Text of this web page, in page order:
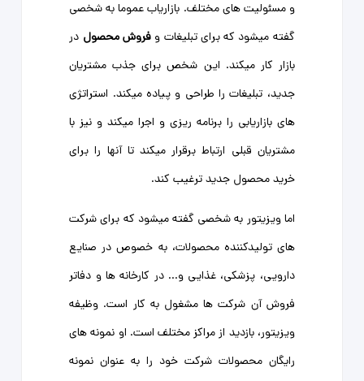
و مسئولیت‌ های مختلف. بازاریاب عموما به شخصی
گفته میشود که برای تبلیغات وفروش محصول در
بازار کار میکند. این شخص برای جذب مشتریان
جدید، تبلیغات را طراحی و پیاده میکند. استراتژی‌
های بازاریابی را برنامه‌ ریزی و اجرا میکند و نیز با
مشتریان قبلی ارتباط برقرار میکند تا آنها را برای
خرید محصول جدید ترغیب کند.
اما ویزیتور به شخصی گفته میشود که برای شرکت‌
های تولیدکننده محصولات، به خصوص در صنایع
دارویی، پزشکی، غذایی و... در کارخانه ‌ها و دفاتر
فروش آن شرکت ‌ها مشغول به کار است. وظیفه
ویزیتور، بازدید از مراکز مختلف است. او نمونه‌ های
رایگان محصولات شرکت خود را به عنوان نمونه